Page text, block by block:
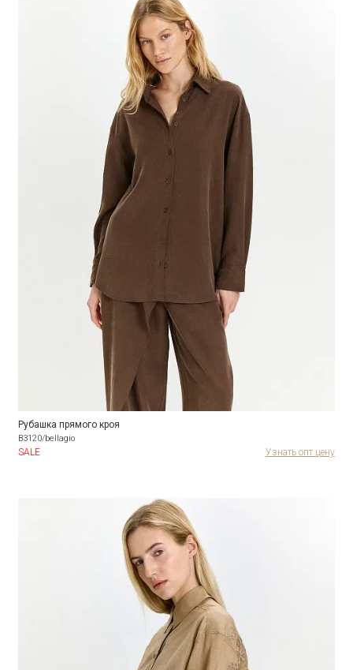
Рубашка прямого кроя
B3120/bellagio
SALE Узнать опт цену